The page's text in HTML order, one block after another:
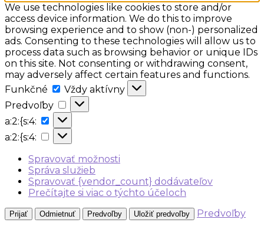
We use technologies like cookies to store and/or
access device information. We do this to improve
browsing experience and to show (non-) personalized
ads. Consenting to these technologies will allow us to
process data such as browsing behavior or unique IDs
on this site. Not consenting or withdrawing consent,
may adversely affect certain features and functions.
Funkčné
Funkčné
Vždy aktívny
Predvoľby
Predvoľby
a:2:{s:4:
a:2:
{s:4:
a:2:{s:4:
a:2:
{s:4:
Spravovať možnosti
Správa služieb
Spravovať {vendor_count} dodávateľov
Prečítajte si viac o týchto účeloch
Prijať Odmietnuť Predvoľby Uložiť predvoľby
Predvoľby